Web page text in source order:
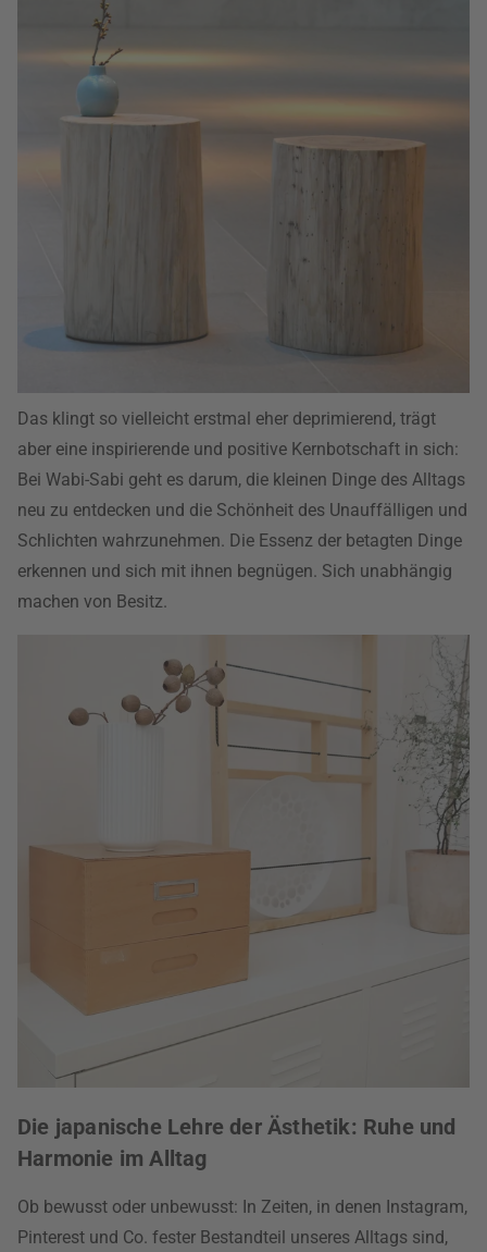
Das klingt so vielleicht erstmal eher deprimierend, trägt
aber eine inspirierende und positive Kernbotschaft in sich:
Bei Wabi-Sabi geht es darum, die kleinen Dinge des Alltags
neu zu entdecken und die Schönheit des Unauffälligen und
Schlichten wahrzunehmen. Die Essenz der betagten Dinge
erkennen und sich mit ihnen begnügen. Sich unabhängig
machen von Besitz.
Die japanische Lehre der Ästhetik: Ruhe und
Harmonie im Alltag
Ob bewusst oder unbewusst: In Zeiten, in denen Instagram,
Pinterest und Co. fester Bestandteil unseres Alltags sind,